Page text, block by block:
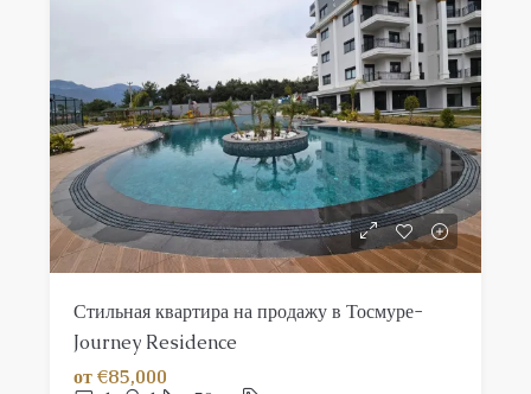
Стильная квартира на продажу в Тосмуре-
Journey Residence
от€85,000